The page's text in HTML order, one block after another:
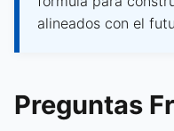
alineados con el
Preguntas